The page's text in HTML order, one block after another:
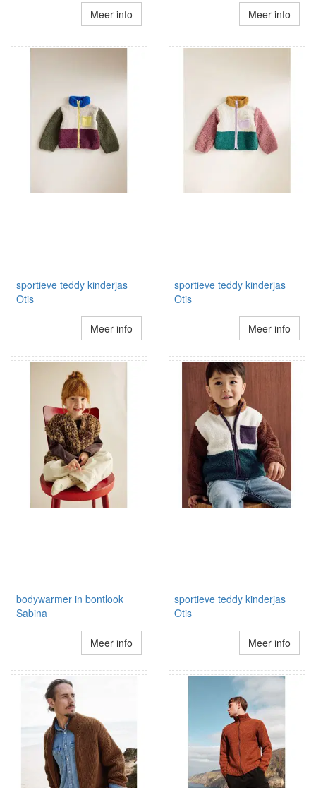
Meer info Meer info
sportieve teddy kinderjas
Otis
Meer info
sportieve teddy kinderjas
Otis
Meer info
bodywarmer in bontlook
Sabina
Meer info
sportieve teddy kinderjas
Otis
Meer info